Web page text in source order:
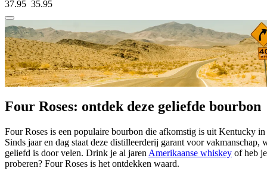
37.95 35.95
Four Roses: ontdek deze geliefde bourbon
Four Roses is een populaire bourbon die afkomstig is uit Kentucky in
Sinds jaar en dag staat deze distilleerderij garant voor vakmanschap,
geliefd is door velen. Drink je al jaren Amerikaanse whiskey of heb
proberen? Four Roses is het ontdekken waard.